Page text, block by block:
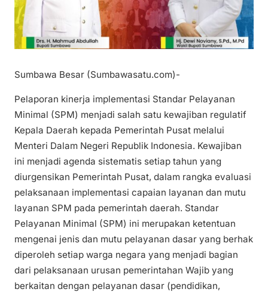
Sumbawa Besar (Sumbawasatu.com)-
Pelaporan kinerja implementasi Standar Pelayanan
Minimal (SPM) menjadi salah satu kewajiban regulatif
Kepala Daerah kepada Pemerintah Pusat melalui
Menteri Dalam Negeri Republik Indonesia. Kewajiban
ini menjadi agenda sistematis setiap tahun yang
diurgensikan Pemerintah Pusat, dalam rangka evaluasi
pelaksanaan implementasi capaian layanan dan mutu
layanan SPM pada pemerintah daerah. Standar
Pelayanan Minimal (SPM) ini merupakan ketentuan
mengenai jenis dan mutu pelayanan dasar yang berhak
diperoleh setiap warga negara yang menjadi bagian
dari pelaksanaan urusan pemerintahan Wajib yang
berkaitan dengan pelayanan dasar (pendidikan,